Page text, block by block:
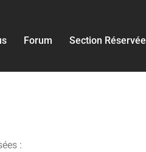
Forum Section Réservée
: